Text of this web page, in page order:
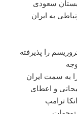
سعودی
به ایران
را پذیرفته
به سمت ایران
و اعطای
ترامپ